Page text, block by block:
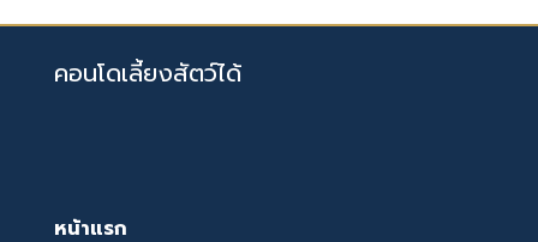
คอนโดเลี้ยงสัตว์ได้
หน้าแรก